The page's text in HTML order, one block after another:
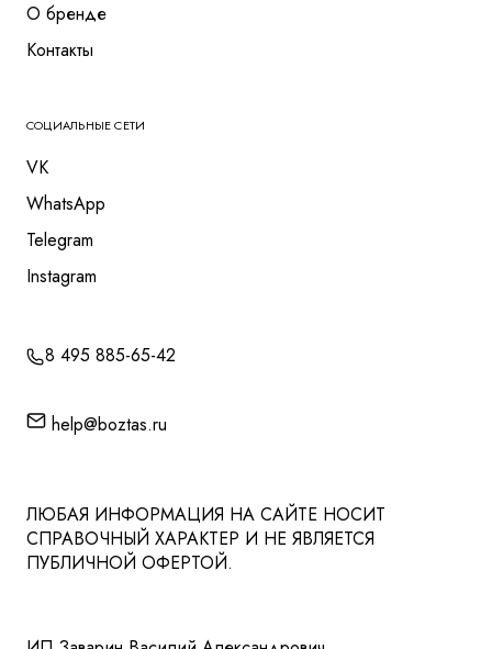
О бренде
Контакты
СОЦИАЛЬНЫЕ СЕТИ
VK
WhatsApp
Telegram
Instagram
8 495 885-65-42
help@boztas.ru
ЛЮБАЯ ИНФОРМАЦИЯ НА САЙТЕ НОСИТ
СПРАВОЧНЫЙ ХАРАКТЕР И НЕ ЯВЛЯЕТСЯ
ПУБЛИЧНОЙ ОФЕРТОЙ.